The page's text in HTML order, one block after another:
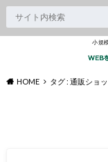
小規
HOME タグ : 通販ショ